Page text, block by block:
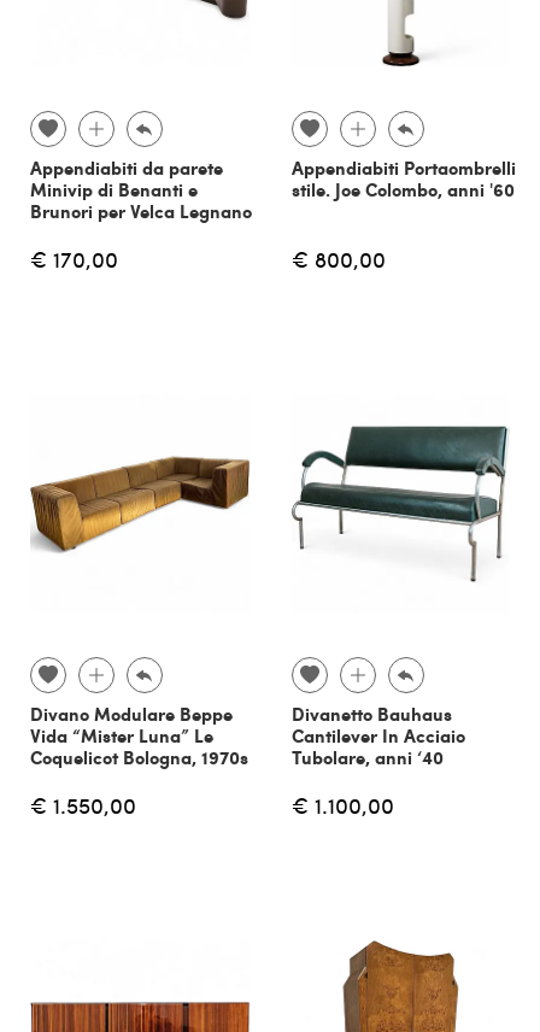
Appendiabiti da parete
Minivip di Benanti e
Brunori per Velca Legnano
€ 170,00
Appendiabiti Portaombrelli
stile. Joe Colombo, anni '60
€ 800,00
Divano Modulare Beppe
Vida “Mister Luna” Le
Coquelicot Bologna, 1970s
€ 1.550,00
Divanetto Bauhaus
Cantilever In Acciaio
Tubolare, anni ‘40
€ 1.100,00